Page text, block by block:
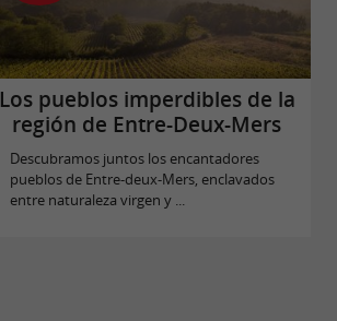
Los pueblos imperdibles de la
región de Entre-Deux-Mers
Descubramos juntos los encantadores
pueblos de Entre-deux-Mers, enclavados
entre naturaleza virgen y ...